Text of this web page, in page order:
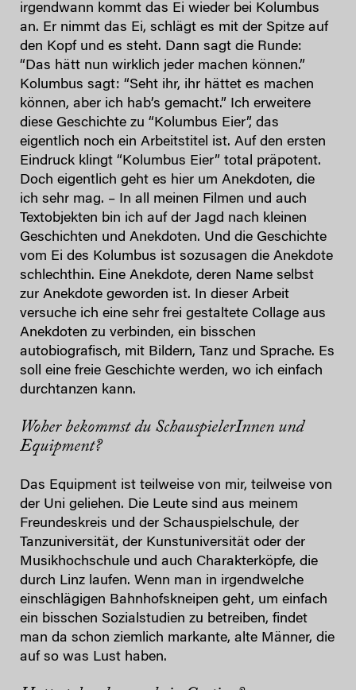
irgendwann kommt das Ei wieder bei Kolumbus
an. Er nimmt das Ei, schlägt es mit der Spitze auf
den Kopf und es steht. Dann sagt die Runde:
“Das hätt nun wirklich jeder machen können.”
Kolumbus sagt: “Seht ihr, ihr hättet es machen
können, aber ich hab’s gemacht.” Ich erweitere
diese Geschichte zu “Kolumbus Eier”, das
eigentlich noch ein Arbeitstitel ist. Auf den ersten
Eindruck klingt “Kolumbus Eier” total präpotent.
Doch eigentlich geht es hier um Anekdoten, die
ich sehr mag. – In all meinen Filmen und auch
Textobjekten bin ich auf der Jagd nach kleinen
Geschichten und Anekdoten. Und die Geschichte
vom Ei des Kolumbus ist sozusagen die Anekdote
schlechthin. Eine Anekdote, deren Name selbst
zur Anekdote geworden ist. In dieser Arbeit
versuche ich eine sehr frei gestaltete Collage aus
Anekdoten zu verbinden, ein bisschen
autobiografisch, mit Bildern, Tanz und Sprache. Es
soll eine freie Geschichte werden, wo ich einfach
durchtanzen kann.
Woher bekommst du SchauspielerInnen und
Equipment?
Das Equipment ist teilweise von mir, teilweise von
der Uni geliehen. Die Leute sind aus meinem
Freundeskreis und der Schauspielschule, der
Tanzuniversität, der Kunstuniversität oder der
Musikhochschule und auch Charakterköpfe, die
durch Linz laufen. Wenn man in irgendwelche
einschlägigen Bahnhofskneipen geht, um einfach
ein bisschen Sozialstudien zu betreiben, findet
man da schon ziemlich markante, alte Männer, die
auf so was Lust haben.